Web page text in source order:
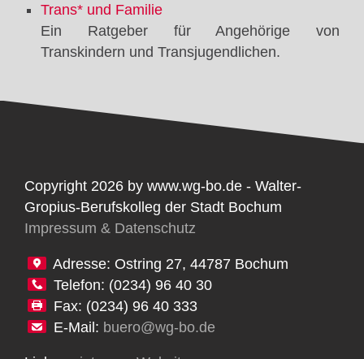
Trans* und Familie
Ein Ratgeber für Angehörige von
Transkindern und Transjugendlichen.
Copyright 2026 by www.wg-bo.de - Walter-
Gropius-Berufskolleg der Stadt Bochum
Impressum & Datenschutz
Adresse: Ostring 27, 44787 Bochum
Telefon: (0234) 96 40 30
Fax: (0234) 96 40 333
E-Mail: buero@wg-bo.de